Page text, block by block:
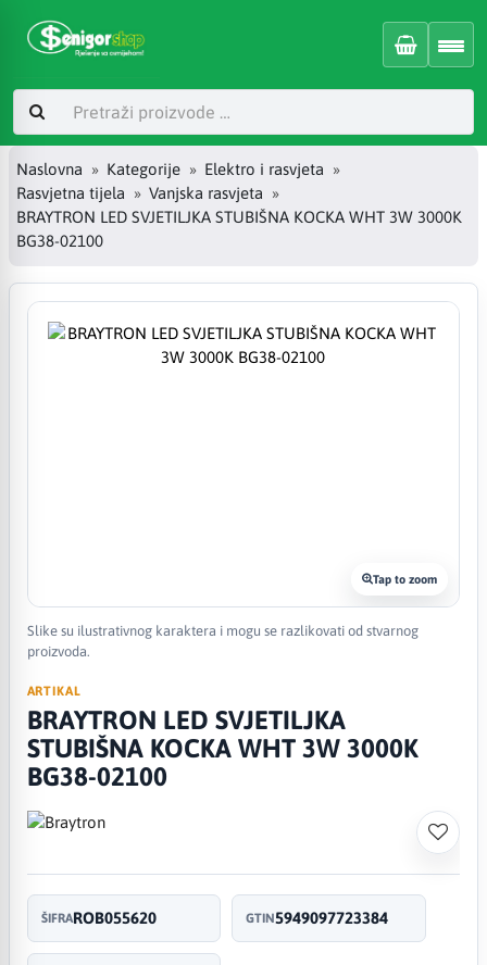
Naslovna Kategorije
Elektro i rasvjeta
Rasvjetna tijela
Vanjska rasvjeta
BRAYTRON LED SVJETILJKA STUBIŠNA KOCKA WHT 3W 3000K
BG38-02100
Tap to zoom
Slike su ilustrativnog karaktera i mogu se razlikovati od stvarnog
proizvoda.
ARTIKAL
BRAYTRON LED SVJETILJKA
STUBIŠNA KOCKA WHT 3W 3000K
BG38-02100
ŠIFRAROB055620 GTIN5949097723384